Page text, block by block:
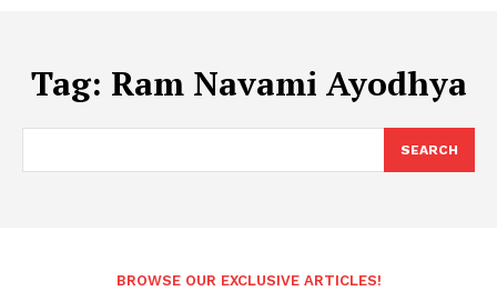
Tag: Ram Navami Ayodhya
SEARCH
BROWSE OUR EXCLUSIVE ARTICLES!